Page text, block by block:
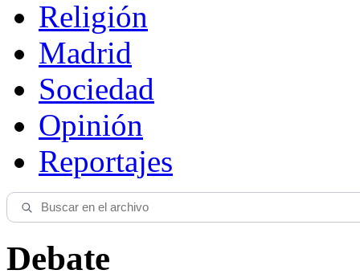
Religión
Madrid
Sociedad
Opinión
Reportajes
Debate